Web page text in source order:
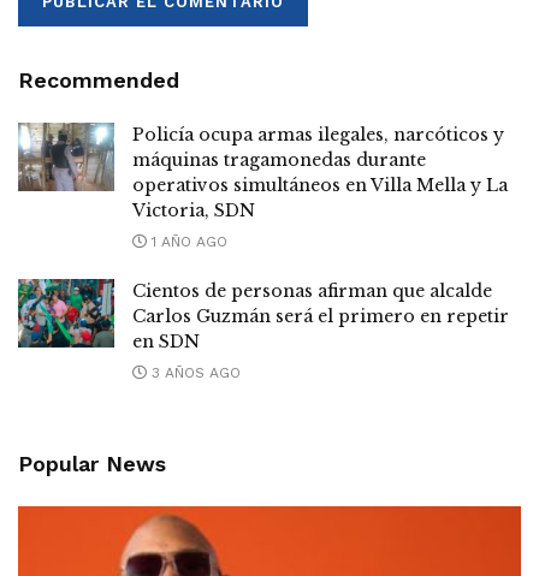
Recommended
Policía ocupa armas ilegales, narcóticos y
máquinas tragamonedas durante
operativos simultáneos en Villa Mella y La
Victoria, SDN
1 AÑO AGO
Cientos de personas afirman que alcalde
Carlos Guzmán será el primero en repetir
en SDN
3 AÑOS AGO
Popular News